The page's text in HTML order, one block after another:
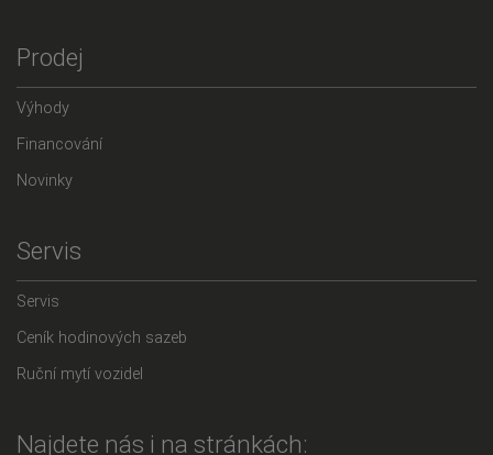
Prodej
Výhody
Financování
Novinky
Servis
Servis
Ceník hodinových sazeb
Ruční mytí vozidel
Najdete nás i na stránkách: